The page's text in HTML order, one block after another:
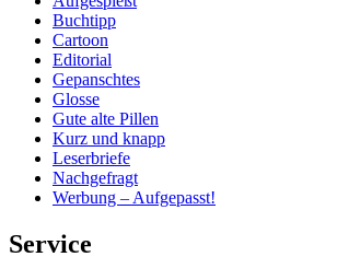
Buchtipp
Cartoon
Editorial
Gepanschtes
Glosse
Gute alte Pillen
Kurz und knapp
Leserbriefe
Nachgefragt
Werbung – Aufgepasst!
Service